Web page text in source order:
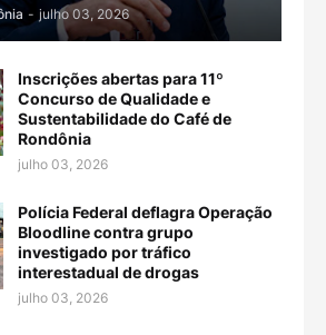
- julho 03, 2026
Inscrições abertas para 11º
Concurso de Qualidade e
Sustentabilidade do Café de
Rondônia
julho 03, 2026
Polícia Federal deflagra Operação
Bloodline contra grupo
investigado por tráfico
interestadual de drogas
julho 03, 2026